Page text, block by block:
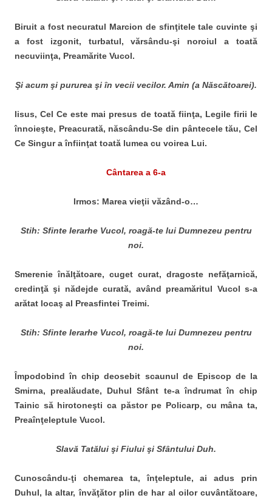
Biruit a fost necuratul Marcion de sfinţitele tale cuvinte şi
a fost izgonit, turbatul, vărsându-şi noroiul a toată
necuviinţa, Preamărite Vucol.
Şi acum şi pururea şi în vecii vecilor. Amin (a Născătoarei).
Iisus, Cel Ce este mai presus de toată fiinţa, Legile firii le
înnoieşte, Preacurată, născându-Se din pântecele tău, Cel
Ce Singur a înfiinţat toată lumea cu voirea Lui.
Cântarea a 6-a
Irmos: Marea vieţii văzând-o…
Stih: Sfinte Ierarhe Vucol, roagă-te lui Dumnezeu pentru
noi.
Smerenie înălţătoare, cuget curat, dragoste nefăţarnică,
credinţă şi nădejde curată, având preamăritul Vucol s-a
arătat locaş al Preasfintei Treimi.
Stih: Sfinte Ierarhe Vucol, roagă-te lui Dumnezeu pentru
noi.
Împodobind în chip deosebit scaunul de Episcop de la
Smirna, prealăudate, Duhul Sfânt te-a îndrumat în chip
Tainic să hirotoneşti ca păstor pe Policarp, cu mâna ta,
Preaînţeleptule Vucol.
Slavă Tatălui şi Fiului şi Sfântului Duh.
Cunoscându-ţi chemarea ta, înţeleptule, ai adus prin
Duhul, la altar, învăţător plin de har al oilor cuvântătoare,